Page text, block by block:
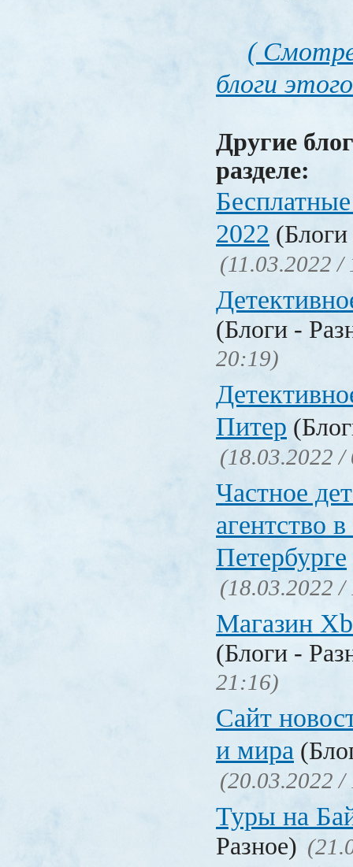
(
блоги
Другие
разделе:
2022
(11.03.2022 /
(Блоги -
20:19)
Питер
(18.03.2022 /
Частное
агентство
Петербурге
(18.03.2022 /
Магазин
(Блоги -
21:16)
Сайт
и мира
(20.03.2022 /
Туры на
Разное)